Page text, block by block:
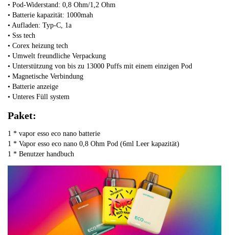
• Pod-Widerstand: 0,8 Ohm/1,2 Ohm
• Batterie kapazität: 1000mah
• Aufladen: Typ-C, 1a
• Sss tech
• Corex heizung tech
• Umwelt freundliche Verpackung
• Unterstützung von bis zu 13000 Puffs mit einem einzigen Pod
• Magnetische Verbindung
• Batterie anzeige
• Unteres Füll system
Paket:
1 * vapor esso eco nano batterie
1 * Vapor esso eco nano 0,8 Ohm Pod (6ml Leer kapazität)
1 * Benutzer handbuch